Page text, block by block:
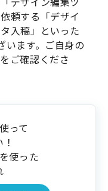
頼する「デザイ
入稿」といった
います。ご自身の
ご確認くださ
って
を使った